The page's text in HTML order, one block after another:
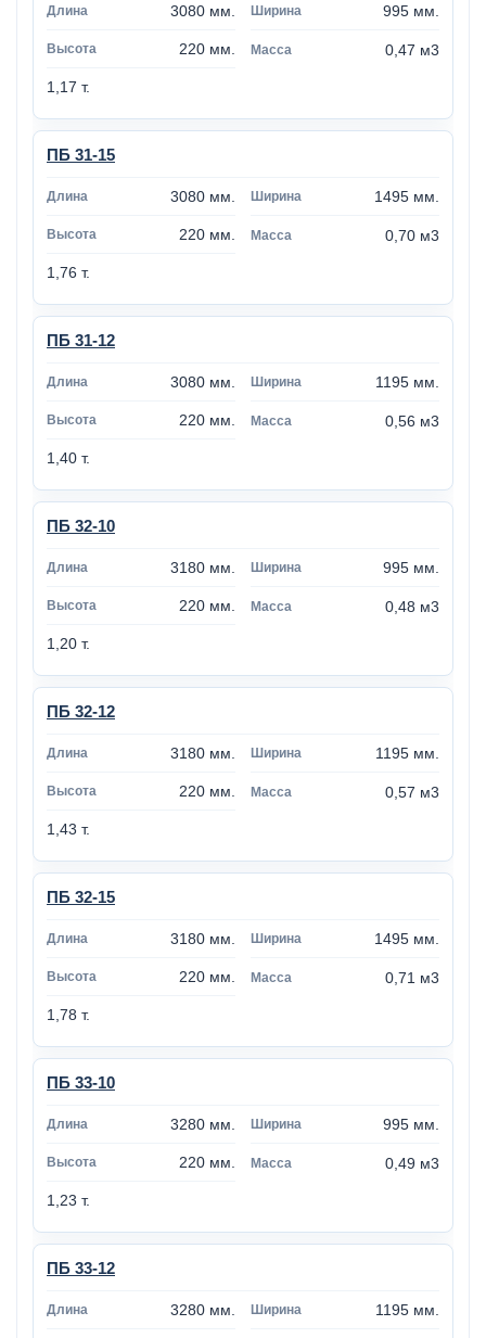
3080 мм. 995 мм.
220 мм. 0,47 м3
1,17 т.
ПБ 31-15
3080 мм. 1495 мм.
220 мм. 0,70 м3
1,76 т.
ПБ 31-12
3080 мм. 1195 мм.
220 мм. 0,56 м3
1,40 т.
ПБ 32-10
3180 мм. 995 мм.
220 мм. 0,48 м3
1,20 т.
ПБ 32-12
3180 мм. 1195 мм.
220 мм. 0,57 м3
1,43 т.
ПБ 32-15
3180 мм. 1495 мм.
220 мм. 0,71 м3
1,78 т.
ПБ 33-10
3280 мм. 995 мм.
220 мм. 0,49 м3
1,23 т.
ПБ 33-12
3280 мм. 1195 мм.